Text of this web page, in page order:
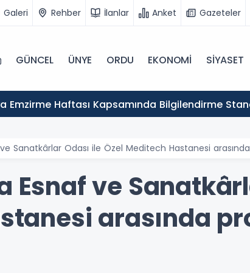
Galeri Rehber İlanlar Anket Gazeteler
GÜNCEL ÜNYE ORDU EKONOMİ SİYASET
Emzirme Haftası Kapsamında Bilgilendirme
Sanatkârlar Odası ile Özel Meditech Hastanesi
Esnaf ve
arasında